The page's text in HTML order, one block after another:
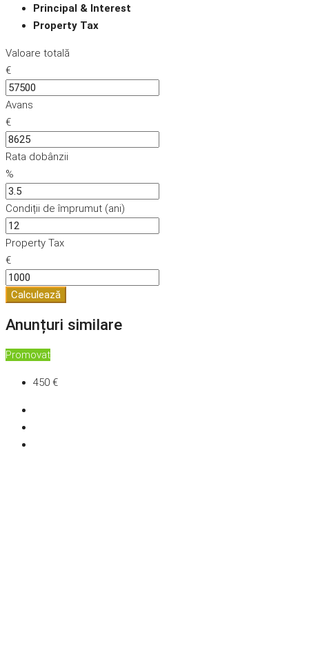
Principal & Interest
Property Tax
Valoare totală
€
Avans
€
Rata dobânzii
%
Condiții de împrumut (ani)
Property Tax
€
Calculează
Anunțuri similare
Promovat
450 €